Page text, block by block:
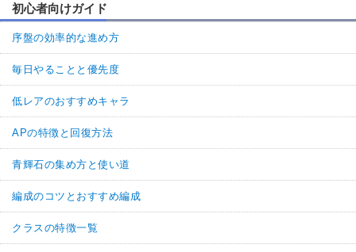
初心者向けガイド
序盤の効率的な進め方
毎日やることと優先度
低レアのおすすめキャラ
APの特徴と回復方法
青輝石の集め方と使い道
編成のコツとおすすめ編成
クラスの特徴一覧